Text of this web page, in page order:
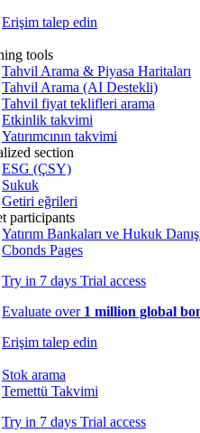
Erişim talep edin
tools
Tahvil Arama & Piyasa Haritaları
Tahvil Arama (AI Destekli)
Tahvil fiyat teklifleri arama
Etkinlik takvimi
Yatırımcının takvimi
section
ESG (ÇSY)
Sukuk
Getiri eğrileri
participants
Yatırım Bankaları ve Hukuk
Cbonds Pages
Try in 7 days Trial access
Evaluate over 1 million global
Erişim talep edin
Stok arama
Temettü Takvimi
Try in 7 days Trial access